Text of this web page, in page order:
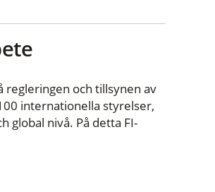
och tillsynen av
internationella styrelser,
global nivå. På detta FI-